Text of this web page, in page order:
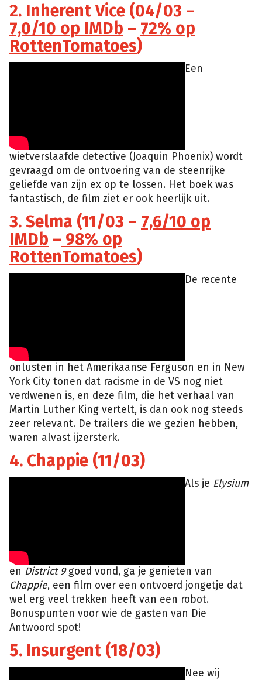
2. Inherent Vice (04/03 –
7,0/10 op IMDb – 72% op
RottenTomatoes)
Een
wietverslaafde detective (Joaquin Phoenix) wordt
gevraagd om de ontvoering van de steenrijke
geliefde van zijn ex op te lossen. Het boek was
fantastisch, de film ziet er ook heerlijk uit.
3. Selma (11/03 – 7,6/10 op
IMDb – 98% op
RottenTomatoes)
De recente
onlusten in het Amerikaanse Ferguson en in New
York City tonen dat racisme in de VS nog niet
verdwenen is, en deze film, die het verhaal van
Martin Luther King vertelt, is dan ook nog steeds
zeer relevant. De trailers die we gezien hebben,
waren alvast ijzersterk.
4. Chappie (11/03)
Als je Elysium
en District 9goed vond, ga je genieten van
Chappie, een film over een ontvoerd jongetje dat
wel erg veel trekken heeft van een robot.
Bonuspunten voor wie de gasten van Die
Antwoord spot!
5. Insurgent (18/03)
Nee wij